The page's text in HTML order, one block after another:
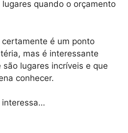
quando o orçamento
é um ponto
mas é interessante
lugares incríveis e que
conhecer.
interessa…